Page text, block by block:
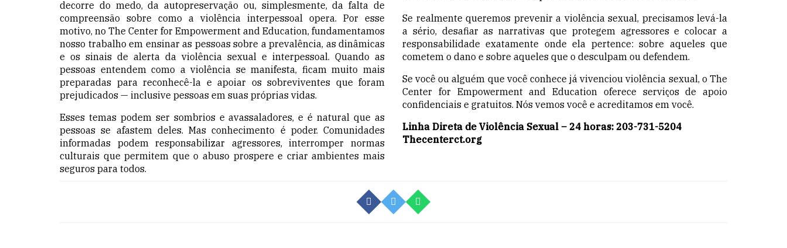
decorre do medo, da autopreservação ou, simplesmente, da falta de
compreensão sobre como a violência interpessoal opera. Por esse
motivo, no The Center for Empowerment and Education, fundamentamos
nosso trabalho em ensinar as pessoas sobre a prevalência, as dinâmicas
e os sinais de alerta da violência sexual e interpessoal. Quando as
pessoas entendem como a violência se manifesta, ficam muito mais
preparadas para reconhecê-la e apoiar os sobreviventes que foram
prejudicados — inclusive pessoas em suas próprias vidas.
Esses temas podem ser sombrios e avassaladores, e é natural que as
pessoas se afastem deles. Mas conhecimento é poder. Comunidades
informadas podem responsabilizar agressores, interromper normas
culturais que permitem que o abuso prospere e criar ambientes mais
seguros para todos.
Se realmente queremos prevenir a violência sexual, precisamos levá-la
a sério, desafiar as narrativas que protegem agressores e colocar a
responsabilidade exatamente onde ela pertence: sobre aqueles que
cometem o dano e sobre aqueles que o desculpam ou defendem.
Se você ou alguém que você conhece já vivenciou violência sexual, o The
Center for Empowerment and Education oferece serviços de apoio
confidenciais e gratuitos. Nós vemos você e acreditamos em você.
Linha Direta de Violência Sexual – 24 horas: 203-731-5204
Thecenterct.org